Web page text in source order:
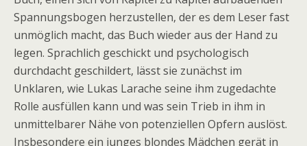
Spannungsbogen herzustellen, der es dem Leser fast
unmöglich macht, das Buch wieder aus der Hand zu
legen. Sprachlich geschickt und psychologisch
durchdacht geschildert, lässt sie zunächst im
Unklaren, wie Lukas Larache seine ihm zugedachte
Rolle ausfüllen kann und was sein Trieb in ihm in
unmittelbarer Nähe von potenziellen Opfern auslöst.
Insbesondere ein junges blondes Mädchen gerät in